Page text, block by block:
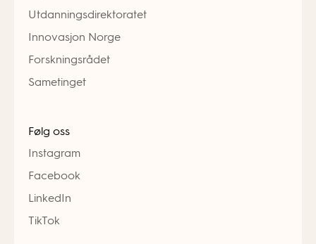
Utdanningsdirektoratet
Innovasjon Norge
Forskningsrådet
Sametinget
Følg oss
Instagram
Facebook
LinkedIn
TikTok